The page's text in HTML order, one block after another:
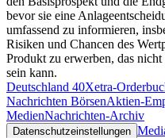
bevor sie eine
umfassend zu informieren,
Risiken und Chancen des
Produkt zu erwerben, das
sein kann.
Deutschland 40Xetra-
Nachrichten BörsenAktien-
MedienNachrichten-Archiv
Datenschutzeinstellungen